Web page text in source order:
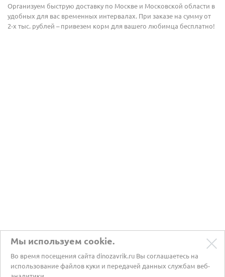
Организуем быструю доставку по Москве и Московской области в
удобных для вас временных интервалах. При заказе на сумму от
2-х тыс. рублей – привезем корм для вашего любимца бесплатно!
Мы используем cookie.
Во время посещения сайта dinozavrik.ru Вы соглашаетесь на
использование файлов куки и передачей данных службам веб-